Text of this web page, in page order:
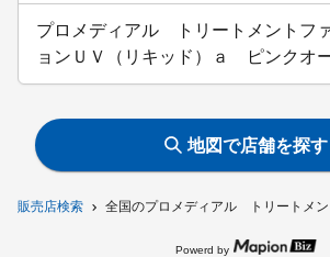
販売店検索 全国のプロメディアル トリートメ
プロメディアル トリートメントフ
ョンＵＶ（リキッド）ａ ピンクオ
地図で店舗を探す
Powerd by